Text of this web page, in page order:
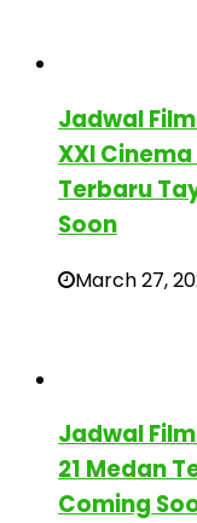
Jadwal
XXI
Terbaru
Soon
March 27,
Jadwal
21 Medan
Coming